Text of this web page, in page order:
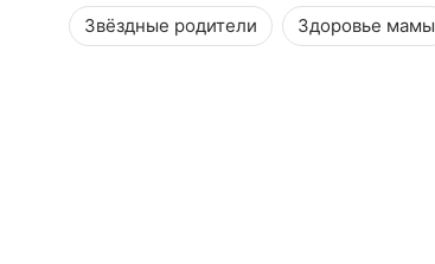
Звёздные родители Здоровье мамы